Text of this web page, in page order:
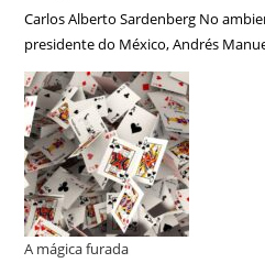
Carlos Alberto Sardenberg No
presidente do México, Andrés
A mágica furada